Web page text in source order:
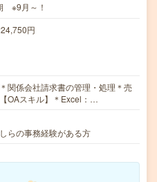
※9月～！
円
関係会社請求書の管理・処理＊売
OAスキル】＊Excel：…
らの事務経験がある方